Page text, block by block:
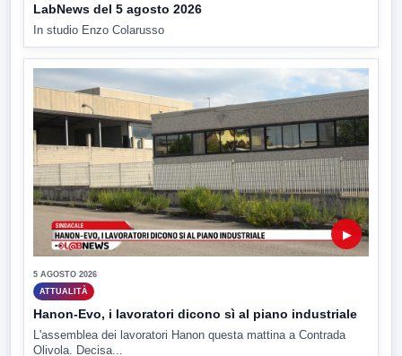
LabNews del 5 agosto 2026
In studio Enzo Colarusso
▶
5 AGOSTO 2026
ATTUALITÀ
Hanon-Evo, i lavoratori dicono sì al piano industriale
L'assemblea dei lavoratori Hanon questa mattina a Contrada
Olivola. Decisa...